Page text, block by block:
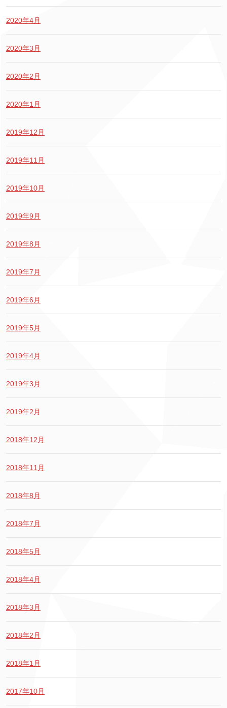
2020年4月
2020年3月
2020年2月
2020年1月
2019年12月
2019年11月
2019年10月
2019年9月
2019年8月
2019年7月
2019年6月
2019年5月
2019年4月
2019年3月
2019年2月
2018年12月
2018年11月
2018年8月
2018年7月
2018年5月
2018年4月
2018年3月
2018年2月
2018年1月
2017年10月